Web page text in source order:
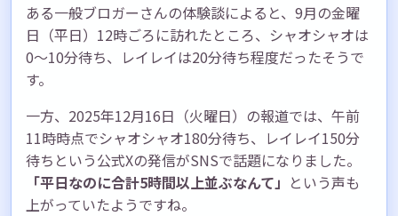
ある一般ブロガーさんの体験談によると、9月の金曜
日（平日）12時ごろに訪れたところ、シャオシャオは
0〜10分待ち、レイレイは20分待ち程度だったそうで
す。
一方、2025年12月16日（火曜日）の報道では、午前
11時時点でシャオシャオ180分待ち、レイレイ150分
待ちという公式Xの発信がSNSで話題になりました。
「平日なのに合計5時間以上並ぶなんて」 という声も
上がっていたようですね。